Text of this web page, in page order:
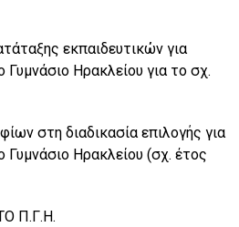
εκπαιδευτικών για
Ηρακλείου για το σχ.
στη διαδικασία επιλογής για
Ηρακλείου (σχ. έτος
Π.Γ.Η.